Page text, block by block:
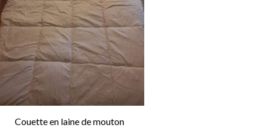
Couette en laine de mouton